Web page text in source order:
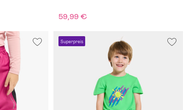
59,99 €
Superpreis